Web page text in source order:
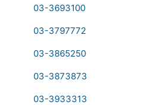
03-3693100
03-3797772
03-3865250
03-3873873
03-3933313